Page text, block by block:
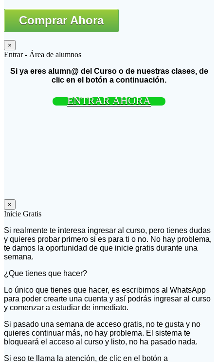
Comprar Ahora
×
Entrar - Área de alumnos
Si ya eres alumn@ del Curso o de nuestras clases, de
clic en el botón a continuación.
ENTRAR AHORA
×
Inicie Gratis
Si realmente te interesa ingresar al curso, pero tienes dudas
y quieres probar primero si es para ti o no. No hay problema,
te damos la oportunidad de que inicie gratis durante una
semana.
¿Que tienes que hacer?
Lo único que tienes que hacer, es escribirnos al WhatsApp
para poder crearte una cuenta y así podrás ingresar al curso
y comenzar a estudiar de inmediato.
Si pasado una semana de acceso gratis, no te gusta y no
quieres continuar más, no hay problema. El sistema te
bloqueará el acceso al curso y listo, no ha pasado nada.
Si eso te llama la atención, de clic en el botón a